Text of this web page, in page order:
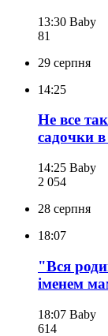
13:30 Baby
81
29 серпня
14:25
Не все
садочки в
14:25 Baby
2 054
28 серпня
18:07
"Вся
іменем
18:07 Baby
614